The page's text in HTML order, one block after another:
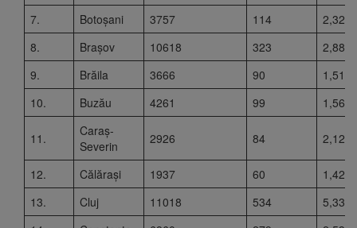
7. Botoșani 3757 114
2,32
8.
Brașov 10618 323
2,88
9.
Brăila 3666 90
1,51
10.
Buzău 4261 99 1,56
11.
Caraș-
Severin
2926 84 2,12
12. Călărași 1937 60
1,42
13.
Cluj 11018 534
5,33